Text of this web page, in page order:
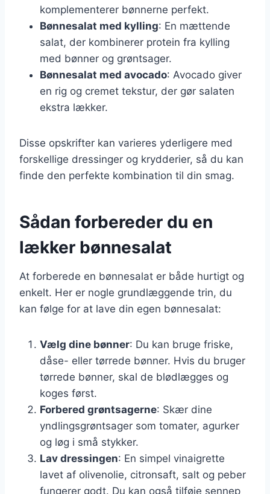
komplementerer bønnerne perfekt.
Bønnesalat med kylling: En mættende
salat, der kombinerer protein fra kylling
med bønner og grøntsager.
Bønnesalat med avocado: Avocado giver
en rig og cremet tekstur, der gør salaten
ekstra lækker.
Disse opskrifter kan varieres yderligere med
forskellige dressinger og krydderier, så du kan
finde den perfekte kombination til din smag.
Sådan forbereder du en
lækker bønnesalat
At forberede en bønnesalat er både hurtigt og
enkelt. Her er nogle grundlæggende trin, du
kan følge for at lave din egen bønnesalat:
Vælg dine bønner: Du kan bruge friske,
dåse- eller tørrede bønner. Hvis du bruger
tørrede bønner, skal de blødlægges og
koges først.
Forbered grøntsagerne: Skær dine
yndlingsgrøntsager som tomater, agurker
og løg i små stykker.
Lav dressingen: En simpel vinaigrette
lavet af olivenolie, citronsaft, salt og peber
fungerer godt. Du kan også tilføje sennep